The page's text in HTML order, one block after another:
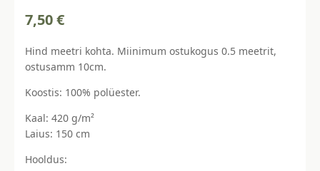
7,50€
Hind meetri kohta. Miinimum ostukogus 0.5 meetrit,
ostusamm 10cm.
Koostis: 100% polüester.
Kaal: 420 g/m²
Laius: 150 cm
Hooldus: